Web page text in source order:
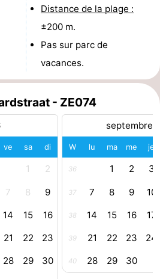
Distance de la plage :
±200 m.
Pas sur parc de
vacances.
- ZE074
ve sa di
1 2
7 8 9
14 15 16
21 22 23
28 29 30
septembre
W lu ma me je
36 1 2 3
37 7 8 9 10
38 14 15 16 17
39 21 22 23 24
40 28 29 30